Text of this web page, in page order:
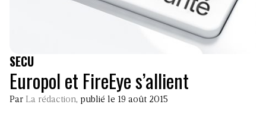
SECU
Europol et FireEye s’allient
Par La rédaction, publié le 19 août 2015